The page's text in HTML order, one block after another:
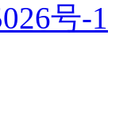
号-1